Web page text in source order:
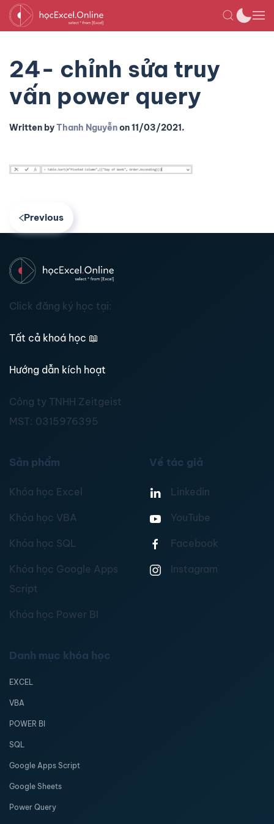
24- chỉnh sửa truy
vấn power query
Written byThanh Nguyễnon11/03/2021.
Previous
Click đăng ký học tại:
Tất cả khoá học 📖
Hướng dẫn kích hoạt
Công ty TNHH Zeitgeist
MST: 0315976395
Sản phẩm
Khóa học Excel
Khóa học VBA
Khóa học SQL
Khóa học Google Apps
Script
Khóa học Power BI
Về tác giả
Linkedin
YouTube
Facebook
Instagram
Danh mục khóa học
EXCEL
VBA
POWER BI
SQL
Google Apps Script
Google Sheets
Power Query